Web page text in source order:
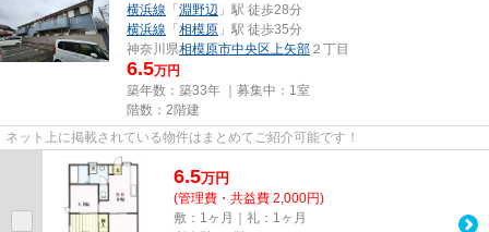
横浜線 「淵野辺 」駅 徒歩28分
横浜線 「相模原 」駅 徒歩35分
神奈川県相模原市中央区 上矢部 ２丁目
6.5万円
築年数：築33年 ｜募集中： 1室
階数：2階建
ネット上に掲載されている物件はまとめてご紹介可能です！
6.5万円
(管理費・共益費 2,000円)
敷：1ヶ月｜礼：1ヶ月